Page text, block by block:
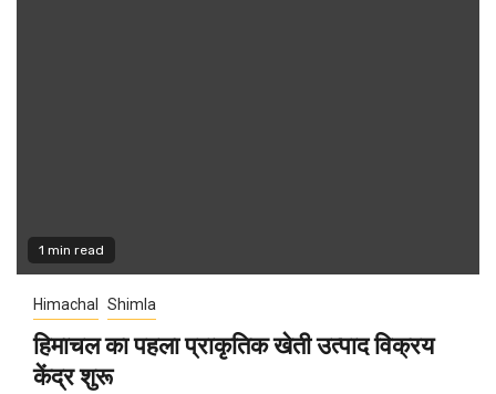
1 min read
Himachal Shimla
हिमाचल का पहला प्राकृतिक खेती उत्पाद विक्रय
केंद्र शुरू